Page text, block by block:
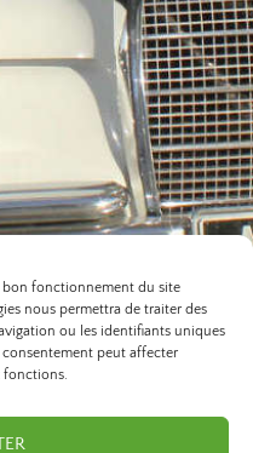
bon fonctionnement du site
nous permettra de traiter des
ou les identifiants uniques
peut affecter
fonctions.